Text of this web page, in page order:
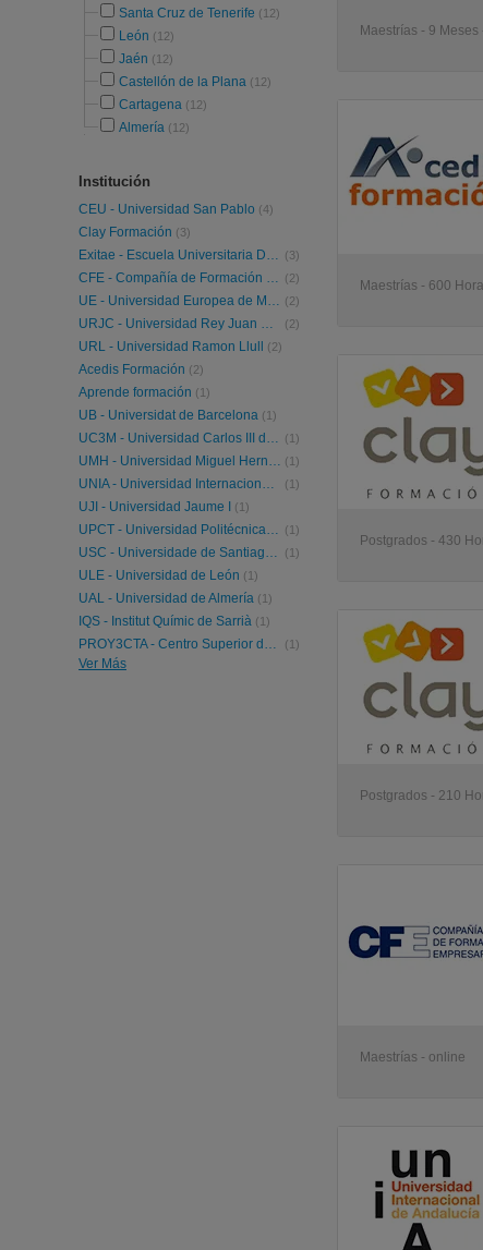
Santa Cruz de Tenerife (12)
León (12)
Jaén (12)
Castellón de la Plana (12)
Cartagena (12)
Almería (12)
Institución
CEU - Universidad San Pablo (4)
Clay Formación (3)
Exitae - Escuela Universitaria De Formación Abierta (3)
CFE - Compañía de Formación Empresarial (2)
UE - Universidad Europea de Madrid (2)
URJC - Universidad Rey Juan Carlos (2)
URL - Universidad Ramon Llull (2)
Acedis Formación (2)
Aprende formación (1)
UB - Universidat de Barcelona (1)
UC3M - Universidad Carlos III de Madrid (1)
UMH - Universidad Miguel Hernández de Elche (1)
UNIA - Universidad Internacional de Andalucía (1)
UJI - Universidad Jaume I (1)
UPCT - Universidad Politécnica de Cartagena (1)
USC - Universidade de Santiago de Compostela (1)
ULE - Universidad de León (1)
UAL - Universidad de Almería (1)
IQS - Institut Químic de Sarrià (1)
PROY3CTA - Centro Superior de Edificación, Arquitectura e Ingenieria (1)
Ver Más
Maestrías - 9 Meses
Maestrías - 600
Postgrados - 430
Postgrados - 210
Maestrías - online